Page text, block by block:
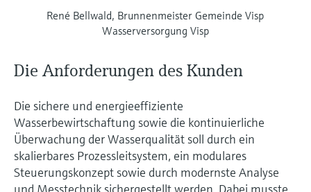
René Bellwald, Brunnenmeister Gemeinde Visp
Wasserversorgung Visp
Die Anforderungen des Kunden
Die sichere und energieeffiziente
Wasserbewirtschaftung sowie die kontinuierliche
Überwachung der Wasserqualität soll durch ein
skalierbares Prozessleitsystem, ein modulares
Steuerungskonzept sowie durch modernste Analyse
und Messtechnik sichergestellt werden. Dabei musste